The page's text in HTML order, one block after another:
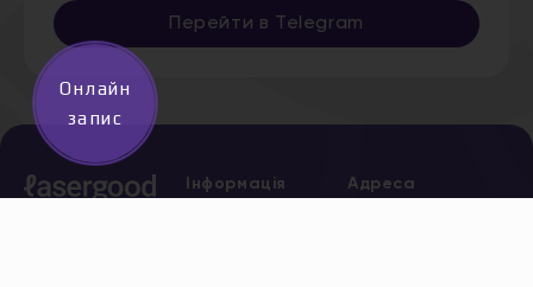
Перейти в Telegram
Інформація Адреса
Онлайн
запис